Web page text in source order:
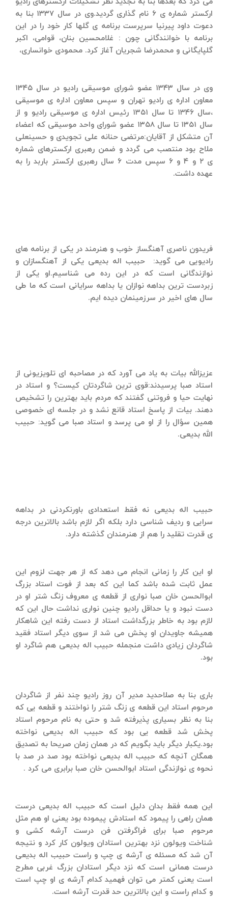
اركستر شماره ی ۶ نام گذاری گردید.وی در سال ۱۳۳۷ بنا به
دعوت داود پیرنیا سرپرست برنامه ی گلها كار خود را در این
برنامه با خوانندگانی چون : غلامحسین بنان، قوامی، اكبر
گلپایگانی و محمدرضا شجریان آغاز کرد. محمودی خوانساری،
وی در سال ۱۳۴۳ عضو شورای موسیقی رادیو در سال ۱۳۴۵
معاون اداره ی رادیو تهران و سپس معاون اداره ی موسیقی
،سال ۱۳۴۶ تا سال ۱۳۵۱ رئیس اداره ی موسیقی رادیو و از
سال ۱۳۵۱ تا سال ۱۳۵۸ عضو شورای واحد موسیقی كه اعضاء
آن متشكل از آقایان:مرتضی حنانه علی تجویدی و حسینعلی
ملاح بود منتصب می گردد و ضمن رهبری اركسترهای شماره
ی ۲ و ۴ و ۶ سپس مدت ۶ سال رهبری اركستر باربد را به
عهده داشت.
فریدون ناصری آهنگساز خوب و هنرمند در یكی از برنامه های
رادیویی می گوید: حبیب اله بدیعی یكی از آهنگسازان و
نوازندگانی است كه در این رده می شناسیم.او یكی از
زبردست ترین بداهه نوازان یا بداهه سرایانی است كه ما طی
سال های اخیر در سرزمینمان دیده ایم.
عزیزالله بیات به یاد مى آورد كه در مصاحبه اى تلویزیونى از
استاد صبا پرسیدند:قوى ترین شاگردتان كیست؟ و استاد در
نهایت حیا و فروتنى گفتند كه مردم باید بهترین را تشخیص
دهند. بیات از پاسخ استاد قانع نشد و در جلسه اى خصوصى
همین سؤال را از او مى پرسد و استاد صبا مى گوید: حبیب
الله بدیعى.
حبیب اله بدیعی نه فقط استعدادی باورنكردنی در بداهه
سرایی و ردیف شناسی دارد بلكه اگر لازم باشد بالاترین درجه
ی قدرت تقلید را هم از هنرمندان گذشته دارد.
او این كار را زمانی انجام می دهد كه از هر جهت لزوم این
عمل ثابت شده باشد كما این كه بعد از فوت استاد بزرگ
ابوالحسن خان صبا نواری از قطعه ی معروف زنگ شتر او در
دست نبود و یا حداقل رادیو چنین نواری نداشت حال این كه
لازم بود به خاطر بزرگداشت استاد از دست رفته این شاهكار
همیشه جاویدان او پخش می شد از سوی دیگر استاد فقید
شاگردان زیادی داشت منجمله حبیب اله بدیعی هم شاگرد او
بود.
باری بنا به صلاحدید مدیر آن روز رادیو چند نفر از شاگردان
مرحوم استاد این قطعه ی زنگ شتر را نواختند و قطعه یی كه
بنا به نظر بسیاری پذیرفته شد و حتی به نام مرحوم استاد
پخش شد قطعه یی بود كه حبیب اله بدیعی نواخته
بود.یكبار دیگر باید بگویم كه در همان زمان صریحا به تصدیق
همگان آنچه كه حبیب اله بدیعی نواخته بود صد در صد با
نحوه ی نوازندگی استاد ابوالحسن خان صبا برابری می كرد .
این همه فقط بدان دلیل است كه حبیب اله بدیعی درست
همان راهی را پیمود كه استادش پیموده بود یعنی او هم مثل
مرحوم صبا برای فراگرفتن فن درست آرشه كشی و
شناخت ویولون نزد بهترین استادان ویولون كار كرد و نتیجه
آن شد كه مسئله ی آرشه ی چپ و راست حبیب اله بدیعی
درست همانی است كه نزد دیگر استادان بزرگ غربی مطرح
است یعنی كمتر می توان فهمید كدام آرشه ی او چپ است
و كدام راست و این بالاترین حد قدرت آرشه است.